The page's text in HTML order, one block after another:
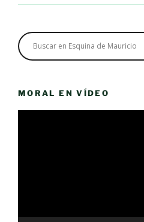
MORAL EN VÍDEO